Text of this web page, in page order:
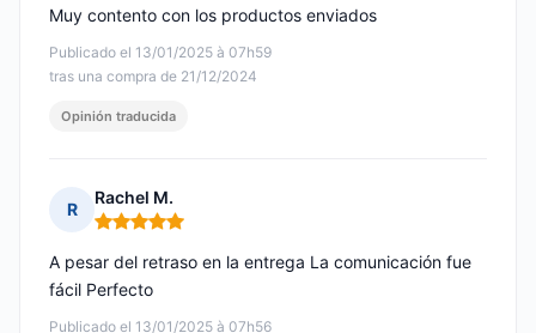
Publicado el 13/01/2025 à 07h59
tras una compra de 21/12/2024
Muy contento con los productos enviados
Opinión traducida
R
Rachel M.
Nota: 5 de 5
Publicado el 13/01/2025 à 07h56
A pesar del retraso en la entrega La comunicación fue
fácil Perfecto